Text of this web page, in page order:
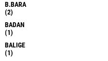
B.BARA
(2)
BADAN
(1)
BALIGE
(1)